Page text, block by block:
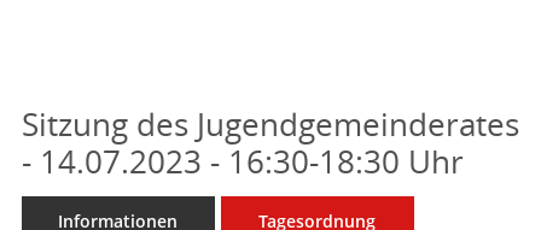
Sitzung des Jugendgemeinderates
- 14.07.2023 - 16:30-18:30 Uhr
Informationen Tagesordnung